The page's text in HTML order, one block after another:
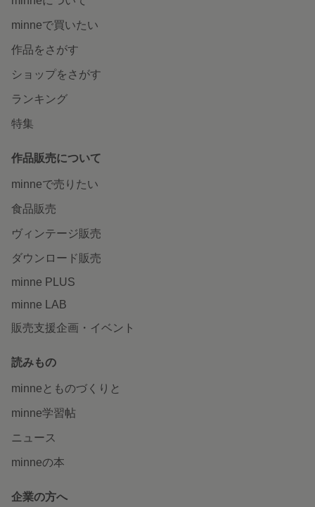
minneで買いたい
作品をさがす
ショップをさがす
ランキング
特集
作品販売について
minneで売りたい
食品販売
ヴィンテージ販売
ダウンロード販売
minne PLUS
minne LAB
販売支援企画・イベント
読みもの
minneとものづくりと
minne学習帖
ニュース
minneの本
企業の方へ